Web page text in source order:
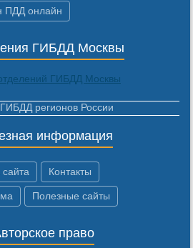
ПДД онлайн
ГИБДД Москвы
регионов России
информация
сайта Контакты
Полезные сайты
право